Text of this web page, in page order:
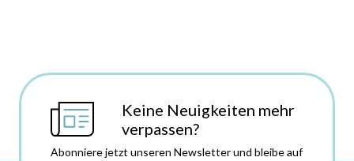
Keine Neuigkeiten mehr
verpassen?
Abonniere jetzt unseren Newsletter und bleibe auf